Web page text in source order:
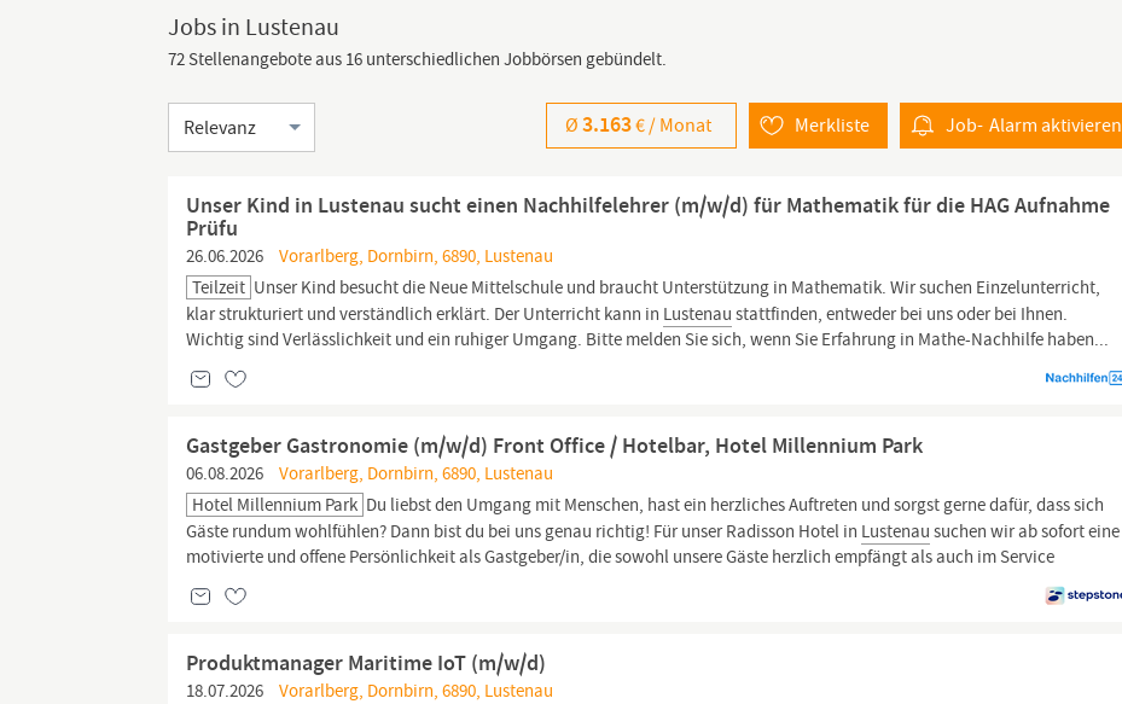
Jobs in Lustenau
72 Stellenangebote aus 16 unterschiedlichen Jobbörsen gebündelt.
Sortierung Job- Alarmaktivieren
Merkliste
Ø3.163€ / Monat
Unser Kind in Lustenau sucht einen Nachhilfelehrer (m/w/d) für Mathematik für die HAG Aufnahme
Prüfu
26.06.2026
Vorarlberg, Dornbirn, 6890, Lustenau
Teilzeit Unser Kind besucht die Neue Mittelschule und braucht Unterstützung in Mathematik. Wir suchen Einzelunterricht,
klar strukturiert und verständlich erklärt. Der Unterricht kann in Lustenau stattfinden, entweder bei uns oder bei Ihnen.
Wichtig sind Verlässlichkeit und ein ruhiger Umgang. Bitte melden Sie sich, wenn Sie Erfahrung in Mathe-Nachhilfe haben...
Gastgeber Gastronomie (m/w/d) Front Office / Hotelbar, Hotel Millennium Park
06.08.2026
Vorarlberg, Dornbirn, 6890, Lustenau
Hotel Millennium Park Du liebst den Umgang mit Menschen, hast ein herzliches Auftreten und sorgst gerne dafür, dass sich
Gäste rundum wohlfühlen? Dann bist du bei uns genau richtig! Für unser Radisson Hotel in Lustenau suchen wir ab sofort eine
motivierte und offene Persönlichkeit als Gastgeber/in, die sowohl unsere Gäste herzlich empfängt als auch im Service
Produktmanager Maritime IoT (m/w/d)
18.07.2026
Vorarlberg, Dornbirn, 6890, Lustenau